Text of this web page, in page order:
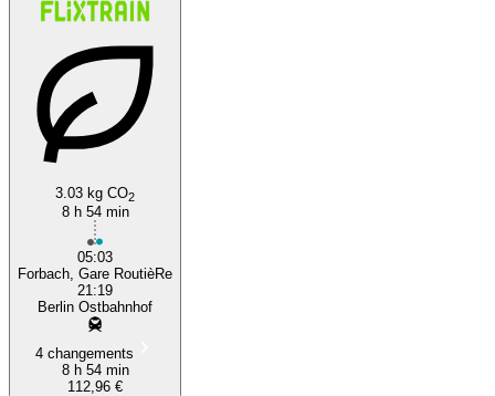
3.03 kg CO2
8 h 54 min
05:03
Forbach, Gare RoutièRe
21:19
Berlin Ostbahnhof
4 changements
8 h 54 min
112,96 €